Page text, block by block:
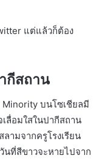
แต่แล้วก็ต้อง
กีสถาน
Minority บนโซเชียลมี
ลื่อมใสในปากีสถาน
ามจากครูโรงเรียน
นที่สีขาวจะหายไปจาก